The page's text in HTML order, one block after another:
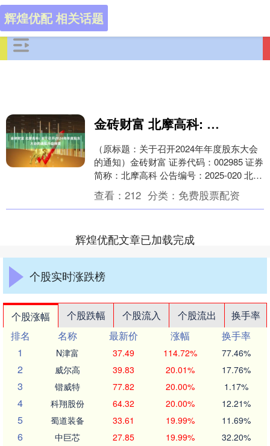
辉煌优配 相关话题
金砖财富 北摩高科: 关于召开2024年年度股东大会的通知内容摘要
（原标题：关于召开2024年年度股东大会
的通知）金砖财富 证券代码：002985 证券
简称：北摩高科 公告编号：2025-020 北京
北摩高科摩擦材料股份有限公....
查看： 212 分类： 免费股票配资
辉煌优配文章已加载完成
个股实时涨跌榜
个股涨幅 个股跌幅 个股流入 个股流出
换手率
排名
名称 最新价 涨幅
换手率
1
N津富 37.49 114.72% 77.46%
2 威尔高 39.83 20.01% 17.76%
3 锴威特 77.82 20.00% 1.17%
4 科翔股份 64.32 20.00% 12.21%
5 蜀道装备 33.61 19.99% 11.69%
6 中巨芯 27.85 19.99% 32.20%